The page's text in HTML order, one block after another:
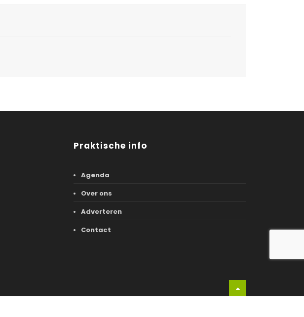
Praktische info
Agenda
Over ons
Adverteren
Contact